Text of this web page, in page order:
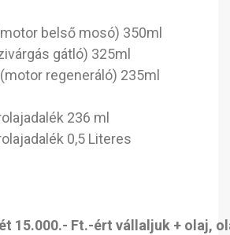
belső mosó) 350ml
gátló) 325ml
regeneráló) 235ml
236 ml
0,5 Literes
15.000.- Ft.-ért vállaljuk + olaj,